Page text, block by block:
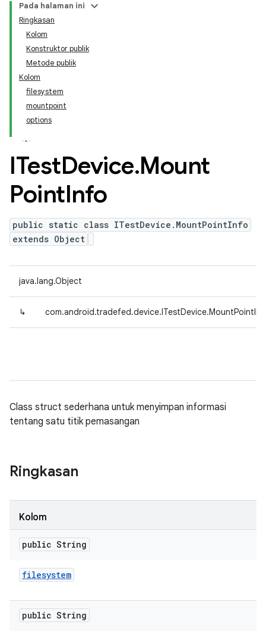
Pada halaman ini
Ringkasan
Kolom
Konstruktor publik
Metode publik
Kolom
filesystem
mountpoint
options
ITestDevice.Mount
PointInfo
public static class ITestDevice.MountPointInfo
extends Object
java.lang.Object
↳
Class struct sederhana untuk menyimpan informasi
tentang satu titik pemasangan
Ringkasan
Kolom
public String
filesystem
public String